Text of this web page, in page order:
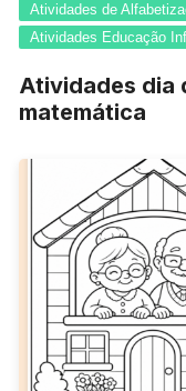
Atividades de
Atividades Educação
Atividades dia
matemática